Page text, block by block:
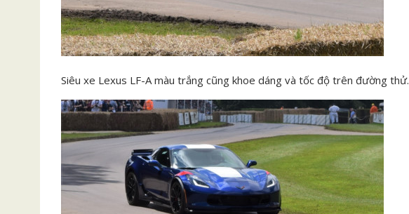
Siêu xe Lexus LF-A màu trắng cũng khoe dáng và tốc độ trên đường thử.